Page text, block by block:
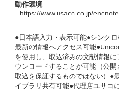
動作環境
https://www.usaco.co.jp/
●日本語入力・表示可能●シンク
最新の情報へアクセス可能
を使用し、取込済みの文献情報
ウンロードすることが可能（公
取込を保証するものではない）●
イブラリ共有可能●代理店ユサコ